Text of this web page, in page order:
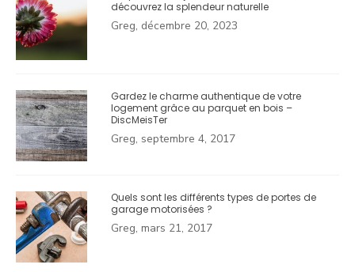
découvrez la splendeur naturelle
Greg, décembre 20, 2023
Gardez le charme authentique de votre
logement grâce au parquet en bois –
DiscMeisTer
Greg, septembre 4, 2017
Quels sont les différents types de portes de
garage motorisées ?
Greg, mars 21, 2017